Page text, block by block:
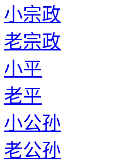
小宗政
老宗政
小平
老平
小公孙
老公孙